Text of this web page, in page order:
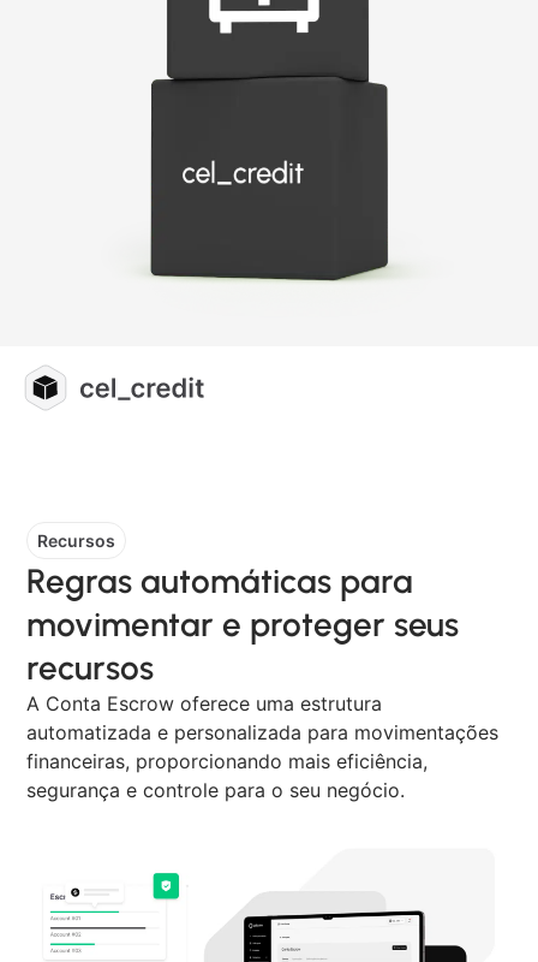
Recursos
Regras automáticas para
movimentar e proteger seus
recursos
A Conta Escrow oferece uma estrutura
automatizada e personalizada para movimentações
financeiras, proporcionando mais eficiência,
segurança e controle para o seu negócio.